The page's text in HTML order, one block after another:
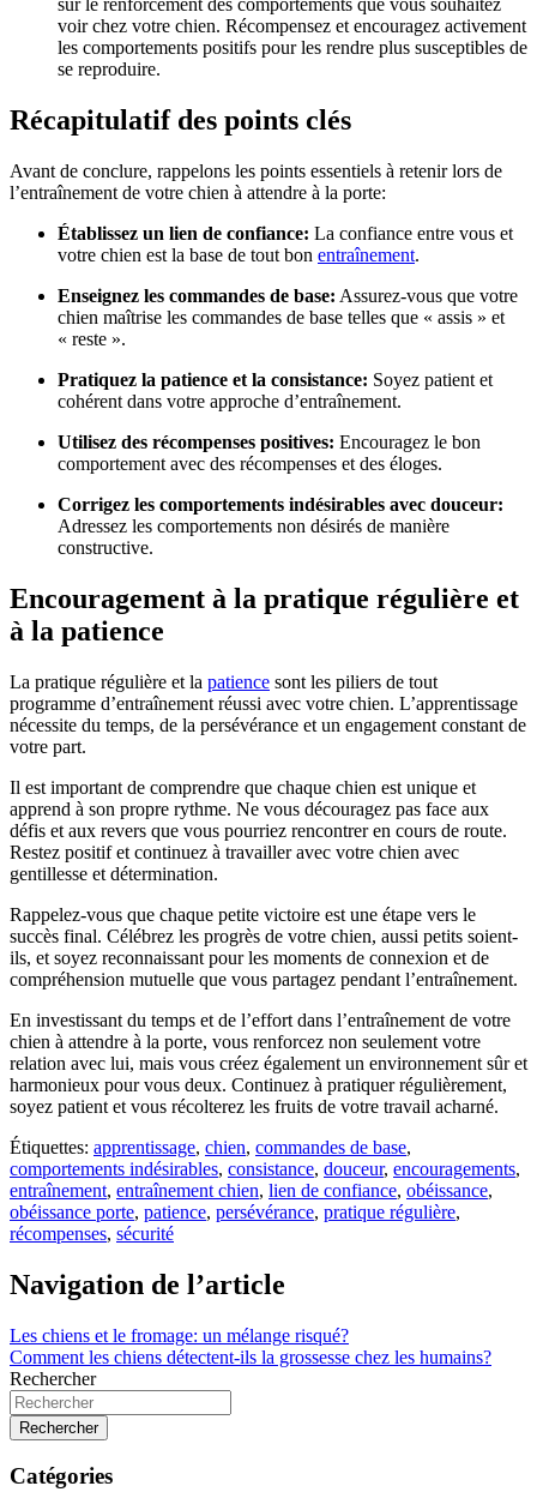
sur le renforcement des comportements que vous souhaitez
voir chez votre chien. Récompensez et encouragez activement
les comportements positifs pour les rendre plus susceptibles de
se reproduire.
Récapitulatif des points clés
Avant de conclure, rappelons les points essentiels à retenir lors de
l’entraînement de votre chien à attendre à la porte:
Établissez un lien de confiance: La confiance entre vous et
votre chien est la base de tout bon entraînement.
Enseignez les commandes de base: Assurez-vous que votre
chien maîtrise les commandes de base telles que « assis » et
« reste ».
Pratiquez la patience et la consistance: Soyez patient et
cohérent dans votre approche d’entraînement.
Utilisez des récompenses positives: Encouragez le bon
comportement avec des récompenses et des éloges.
Corrigez les comportements indésirables avec douceur:
Adressez les comportements non désirés de manière
constructive.
Encouragement à la pratique régulière et
à la patience
La pratique régulière et la patience sont les piliers de tout
programme d’entraînement réussi avec votre chien. L’apprentissage
nécessite du temps, de la persévérance et un engagement constant de
votre part.
Il est important de comprendre que chaque chien est unique et
apprend à son propre rythme. Ne vous découragez pas face aux
défis et aux revers que vous pourriez rencontrer en cours de route.
Restez positif et continuez à travailler avec votre chien avec
gentillesse et détermination.
Rappelez-vous que chaque petite victoire est une étape vers le
succès final. Célébrez les progrès de votre chien, aussi petits soient-
ils, et soyez reconnaissant pour les moments de connexion et de
compréhension mutuelle que vous partagez pendant l’entraînement.
En investissant du temps et de l’effort dans l’entraînement de votre
chien à attendre à la porte, vous renforcez non seulement votre
relation avec lui, mais vous créez également un environnement sûr et
harmonieux pour vous deux. Continuez à pratiquer régulièrement,
soyez patient et vous récolterez les fruits de votre travail acharné.
Étiquettes: apprentissage, chien, commandes de base,
comportements indésirables, consistance, douceur, encouragements,
entraînement, entraînement chien, lien de confiance, obéissance,
obéissance porte, patience, persévérance, pratique régulière,
récompenses, sécurité
Navigation de l’article
Les chiens et le fromage: un mélange risqué?
Comment les chiens détectent-ils la grossesse chez les humains?
Rechercher
Rechercher
Catégories